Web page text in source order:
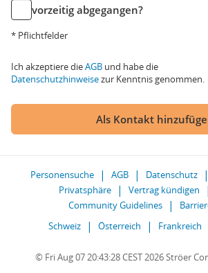
vorzeitig abgegangen?
* Pflichtfelder
Ich akzeptiere dieAGB und habe die
Datenschutzhinweisezur Kenntnis genommen.
Als Kontakt
Personensuche AGB Datenschutz
Privatsphäre
Vertrag kündigen
Community Guidelines
Schweiz
Österreich Frankreich
© Fri Aug 07 20:43:28 CEST 2026 Ströer